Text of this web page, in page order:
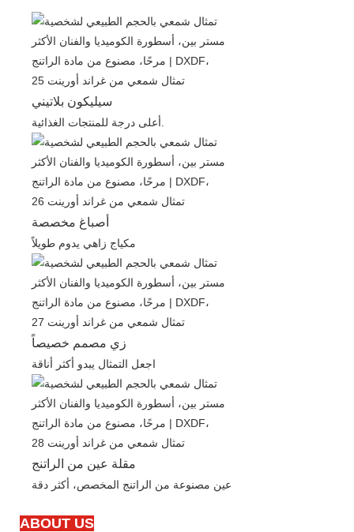
سيليكون بلاتيني
أصباغ مخصصة
مكياج زاهي يدوم طويلاً
زي مصمم خصيصاً
اجعل التمثال يبدو أكثر أناقة
مقلة عين من الراتنج
عين مصنوعة من الراتنج المخصص، أكثر دقة
ABOUT US